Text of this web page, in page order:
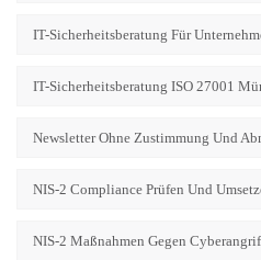
IT-Sicherheitsberatung Für
IT-Sicherheitsberatung ISO 27001
Newsletter Ohne Zustimmung Und
NIS-2 Compliance Prüfen Und
NIS-2 Maßnahmen Gegen